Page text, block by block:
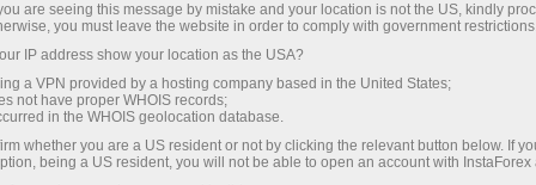
IPSOS Primary Consumer Sentiment Index (PCSI)
de 2026, al situarse en 40,81 puntos, frente a los
actualizados al 13 de mayo de 2026, muestran un
en la dirección de una mayor confianza del consumidor.
en términos estrictamente mensuales: la lectura
are seeing this message by mistake and your location is not the US, kindly
you must leave the website in order to comply with government
IP address show your location as the USA?
a VPN provided by a hosting company based in the United States;
not have proper WHOIS records;
in the WHOIS geolocation database.
whether you are a US resident or not by clicking the relevant button below. If
being a US resident, you will not be able to open an account with InstaForex